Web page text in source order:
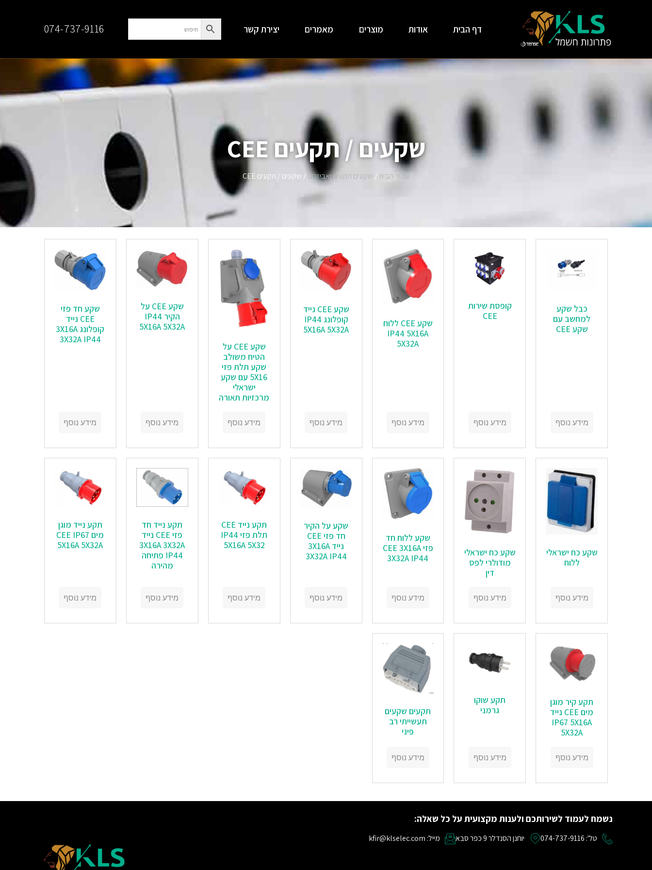
דף הבית אודות מוצרים מאמרים יצירת קשר 074-737-9116
שקעים / תקעים CEE
עמוד הבית/ שקעים תקעים ואביזרים / שקעים / תקעים CEE
כבל שקע
למחשב עם
שקע CEE
מידע נוסף
קופסת שירות
CEE
מידע נוסף
שקע CEE ללוח
IP44 5X16A
5X32A
מידע נוסף
שקע CEE נייד
קופלונג IP44
5X16A 5X32A
מידע נוסף
שקע CEE על
הטיח משולב
שקע תלת פזי
5X16 עם שקע
ישראלי
מרכזיות תאורה
מידע נוסף
שקע CEE על
הקיר IP44
5X16A 5X32A
מידע נוסף
שקע חד פזי
CEE נייד
קופלונג 3X16A
3X32A IP44
מידע נוסף
שקע כח ישראלי
ללוח
מידע נוסף
שקע כח ישראלי
מודולרי לפס
דין
מידע נוסף
שקע ללוח חד
פזי CEE 3X16A
3X32A IP44
מידע נוסף
שקע על הקיר
חד פזי CEE
נייד 3X16A
3X32A IP44
מידע נוסף
תקע נייד CEE
תלת פזי IP44
5X16A 5X32
מידע נוסף
תקע נייד חד
פזי CEE נייד
3X16A 3X32A
IP44 פתיחה
מהירה
מידע נוסף
תקע נייד מוגן
מים CEE IP67
5X16A 5X32A
מידע נוסף
תקע קיר מוגן
מים CEE נייד
IP67 5X16A
5X32A
מידע נוסף
תקע שוקו
גרמני
מידע נוסף
תקעים שקעים
תעשייתי רב
פיני
מידע נוסף
נשמח לעמוד לשירותכם ולענות מקצועית על כל שאלה:
טל': 074-737-9116 יוחנן הסנדלר 9 כפר סבא מייל: kfir@klselec.com